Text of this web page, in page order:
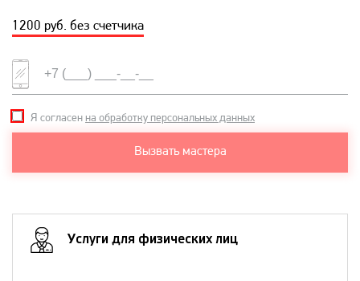
1200 руб. без счетчика
Я согласен на обработку персональных данных
Вызвать мастера
Услуги для физических лиц